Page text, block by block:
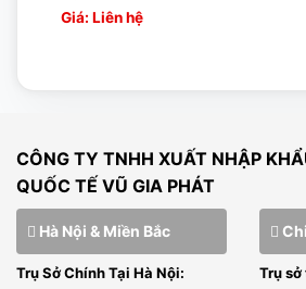
Nó có bảo vệ quá tải nhiệt.
Nó phù hợp với tiêu chuẩn CE.
Tay nâng phễu không chỉ giúp hạ và
đảm bảo rằng nó được khóa chặt vào
Hercules-30
Giá: Liên hệ
CÔNG TY TNHH XUẤT NHẬP
QUỐC TẾ VŨ GIA PHÁT
Hà Nội & Miền Bắc
Trụ Sở Chính Tại Hà Nội: Trụ sở